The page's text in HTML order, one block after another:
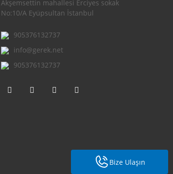
Akşemsettin mahallesi Erciyes sokak
No:10/A Eyüpsultan İstanbul
905376132737
info@gerek.net
905376132737
Bize Ulaşın